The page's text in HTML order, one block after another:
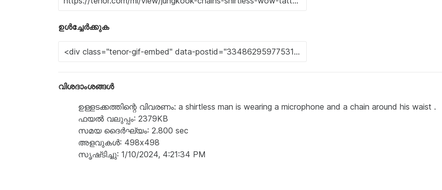
ഉൾച്ചേർക്കുക
വിശദാംശങ്ങൾ
ഉള്ളടക്കത്തിന്റെ വിവരണം: a shirtless man is wearing a microphone and a chain around his waist .
ഫയൽ വലുപ്പം: 2379KB
സമയ ദൈർഘ്യം: 2.800 sec
അളവുകൾ: 498x498
സൃഷ്‌ടിച്ചു: 1/10/2024, 4:21:34 PM